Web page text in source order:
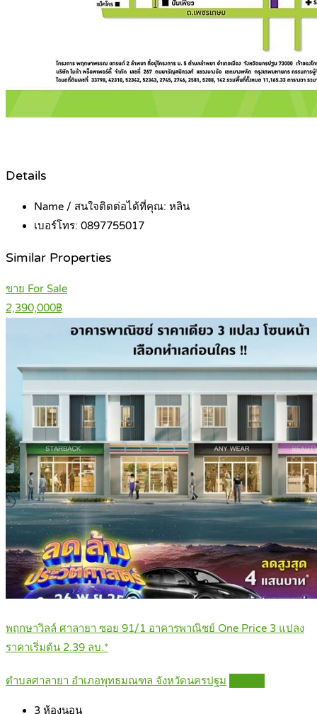
Details
Name / สนใจติดต่อได้ที่คุณ: หลิน
เบอร์โทร: 0897755017
Similar Properties
ขาย For Sale
2,390,000฿
พฤกษาวิลล์ ศาลายา ซอย 91/1 อาคารพาณิชย์ One Price 3 แปลง
ราคาเริ่มต้น 2.39 ลบ.*
ตำบลศาลายา อำเภอพุทธมณฑล จังหวัดนครปฐม
3 ห้องนอน